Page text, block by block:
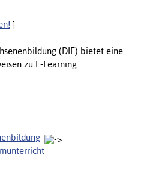
]
(DIE) bietet eine
zu E-Learning